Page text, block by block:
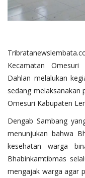
Kecamatan
Dahlan melalukan
sedang melaksanakan
Omesuri Kabupaten
Dengab Sambang
menunjukan bahwa
kesehatan warga
Bhabinkamtibmas
mengajak warga agar